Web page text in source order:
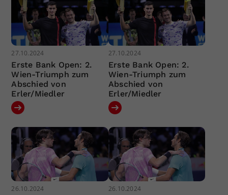
27.10.2024
Erste Bank Open: 2.
Wien-Triumph zum
Abschied von
Erler/Miedler
27.10.2024
Erste Bank Open: 2.
Wien-Triumph zum
Abschied von
Erler/Miedler
26.10.2024 26.10.2024